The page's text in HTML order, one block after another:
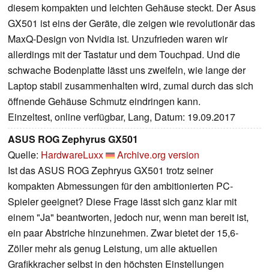
diesem kompakten und leichten Gehäuse steckt. Der Asus
GX501 ist eins der Geräte, die zeigen wie revolutionär das
MaxQ-Design von Nvidia ist. Unzufrieden waren wir
allerdings mit der Tastatur und dem Touchpad. Und die
schwache Bodenplatte lässt uns zweifeln, wie lange der
Laptop stabil zusammenhalten wird, zumal durch das sich
öffnende Gehäuse Schmutz eindringen kann.
Einzeltest, online verfügbar, Lang, Datum: 19.09.2017
ASUS ROG Zephyrus GX501
Quelle: HardwareLuxx
Archive.org version
Ist das ASUS ROG Zephryus GX501 trotz seiner
kompakten Abmessungen für den ambitionierten PC-
Spieler geeignet? Diese Frage lässt sich ganz klar mit
einem "Ja" beantworten, jedoch nur, wenn man bereit ist,
ein paar Abstriche hinzunehmen. Zwar bietet der 15,6-
Zöller mehr als genug Leistung, um alle aktuellen
Grafikkracher selbst in den höchsten Einstellungen